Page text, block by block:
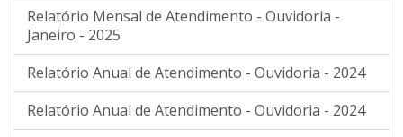
Relatório Mensal de Atendimento - Ouvidoria -
Janeiro - 2025
Relatório Anual de Atendimento - Ouvidoria - 2024
Relatório Anual de Atendimento - Ouvidoria - 2024